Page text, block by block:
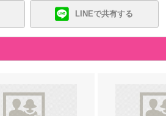
LINEで共有する